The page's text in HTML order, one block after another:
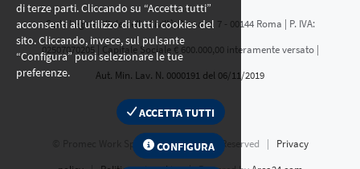
Sede Legale: Viale della Civiltà Romana 7 - 00144 Roma | P. IVA:
02507070205 | Capitale Sociale € 600.000,00 interamente versato |
Aut. Min. Lav. N. 0000191 del 06/11/2019
© Promec Work Spa 2026 | All Rights Reserved | Privacy
di terze parti. Cliccando su “Accetta tutti”
acconsenti all’utilizzo di tutti i cookies del
sito. Cliccando, invece, sul pulsante
“Configura” puoi selezionare le tue
preferenze.
ACCETTA TUTTI
CONFIGURA